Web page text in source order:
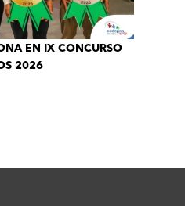
EN IX CONCURSO
2026